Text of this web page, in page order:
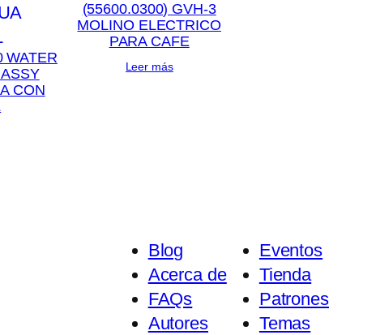
WATER
CON
(55600.0300) GVH-3
MOLINO ELECTRICO
PARA CAFE
Leer más
Blog
Acerca de
FAQs
Autores
Eventos
Tienda
Patrones
Temas